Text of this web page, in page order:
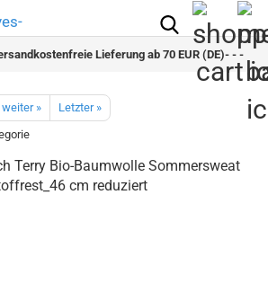
Lieferung ab 70 EUR (DE)- - - - - -
weiter »
Letzter »
Terry Bio-Baumwolle Sommersweat
cm reduziert